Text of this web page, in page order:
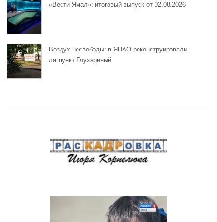
«Вести Ямал»: итоговый выпуск от 02.08.2026
Воздух несвободы: в ЯНАО реконструировали
лагпункт Глухариный